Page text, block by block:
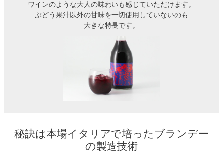
ワインのような大人の味わいも感じていただけます。
ぶどう果汁以外の甘味を一切使用していないのも
大きな特長です。
秘訣は本場イタリアで培ったブランデー
の製造技術